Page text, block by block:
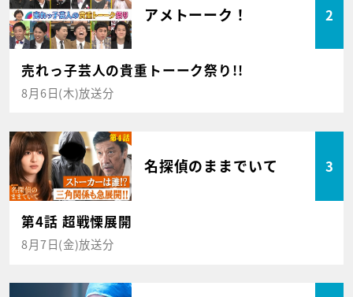
アメトーーク！ 2
売れっ子芸人の貴重トーーク祭り!!
8月6日(木)放送分
名探偵のままでいて 3
第4話 超戦慄展開
8月7日(金)放送分